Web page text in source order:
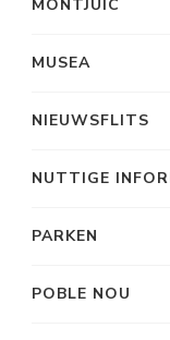
MONTJUIC
MUSEA
NIEUWSFLITS
NUTTIGE
PARKEN
POBLE NOU